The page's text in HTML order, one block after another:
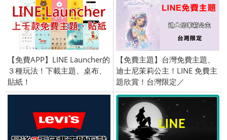
【免費APP】LINE Launcher的
３種玩法！下載主題、桌布、
貼紙！
【免費主題】台灣免費主題、
迪士尼茉莉公主！LINE 免費主
題欣賞！台灣限定／
2018/7/26